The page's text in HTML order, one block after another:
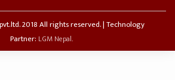
2018 All rights reserved. | Technology
Partner: LGM Nepal.